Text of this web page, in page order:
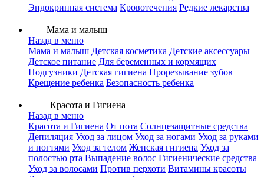
Эндокринная система Кровотечения Редкие лекарства
Мама и малыш
Назад в меню
Мама и малыш Детская косметика Детские аксессуары
Детское питание Для беременных и кормящих
Подгузники Детская гигиена Прорезывание зубов
Крещение ребенка Безопасность ребенка
Красота и Гигиена
Назад в меню
Красота и Гигиена От пота Солнцезащитные средства
Депиляция Уход за лицом Уход за ногами Уход за руками
и ногтями Уход за телом Женская гигиена Уход за
полостью рта Выпадение волос Гигиенические средства
Уход за волосами Против перхоти Витамины красоты